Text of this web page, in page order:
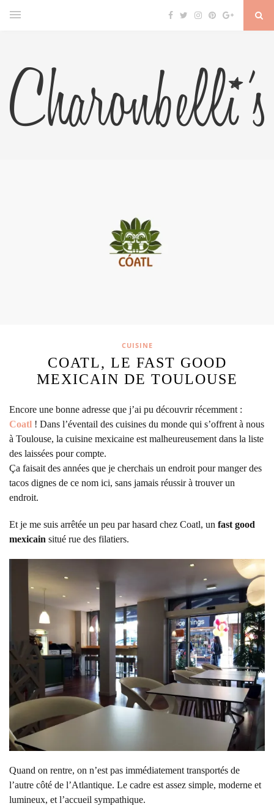
CUISINE
COATL, LE FAST GOOD
MEXICAIN DE TOULOUSE
Encore une bonne adresse que j’ai pu découvrir récemment :
Coatl ! Dans l’éventail des cuisines du monde qui s’offrent à nous
à Toulouse, la cuisine mexicaine est malheureusement dans la liste
des laissées pour compte.
Ça faisait des années que je cherchais un endroit pour manger des
tacos dignes de ce nom ici, sans jamais réussir à trouver un
endroit.
Et je me suis arrêtée un peu par hasard chez Coatl, un fast good
mexicain situé rue des filatiers.
Quand on rentre, on n’est pas immédiatement transportés de
l’autre côté de l’Atlantique. Le cadre est assez simple, moderne et
lumineux, et l’accueil sympathique.